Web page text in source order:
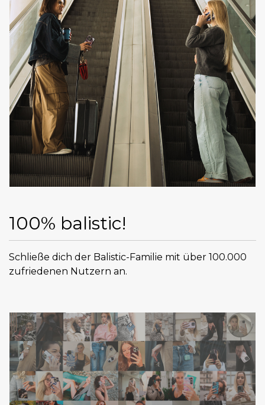
100% balistic!
Schließe dich der Balistic-Familie mit über 100.000
zufriedenen Nutzern an.